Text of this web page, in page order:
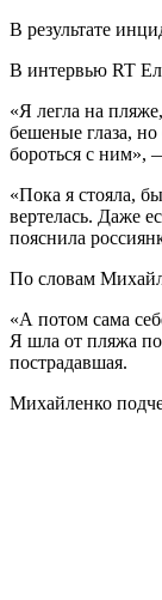
В результате
В интервью RT
«Я легла на
бешеные глаза,
бороться с ним»,
«Пока я стояла,
вертелась. Даже
пояснила
По словам
«А потом сама
Я шла от пляжа
пострадавшая.
Михайленко